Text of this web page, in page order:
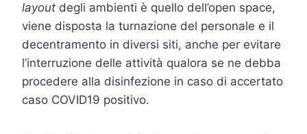
layout degli ambienti è quello dell’open space,
viene disposta la turnazione del personale e il
decentramento in diversi siti, anche per evitare
l’interruzione delle attività qualora se ne debba
procedere alla disinfezione in caso di accertato
caso COVID19 positivo.